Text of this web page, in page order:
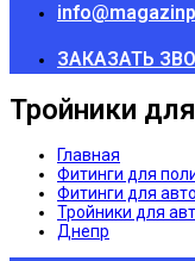
ЗАКАЗАТЬ
Тройники
Главная
Фитинги для
Фитинги для
Тройники для
Днепр